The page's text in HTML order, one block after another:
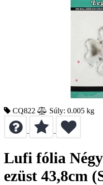
CQ822 Súly: 0.005 kg
Lufi fólia
ezüst 43,8cm